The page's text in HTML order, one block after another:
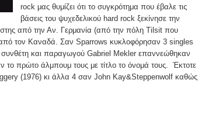
rock μας θυμίζει ότι το συγκρότημα που έβαλε τις
βάσεις του ψυχεδελικού hard rock ξεκίνησε την
από την Αν. Γερμανία (από την πόλη Tilsit που
τον Καναδά. Σαν Sparrows κυκλοφόρησαν 3 singles
και παραγωγού Gabriel Mekler επαννεώθηκαν
πρώτο άλμπουμ τους με τίτλο το όνομά τους. Έκτοτε
(1976) κι άλλα 4 σαν John Kay&Steppenwolf καθώς